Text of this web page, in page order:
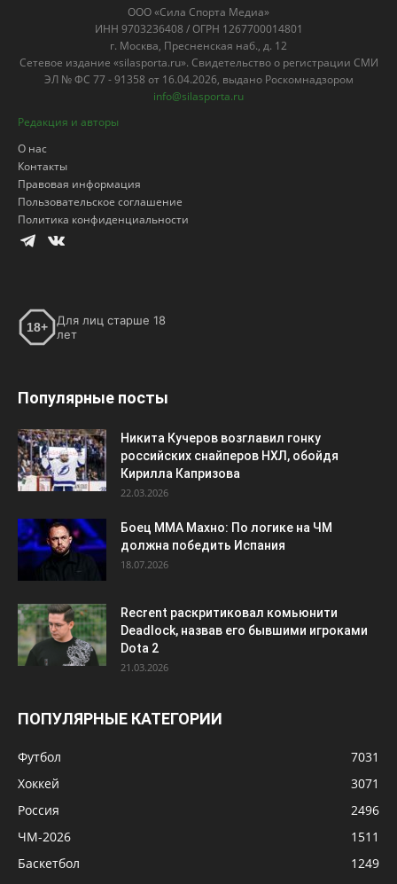
ООО «Сила Спорта Медиа»
ИНН 9703236408 / ОГРН 1267700014801
г. Москва, Пресненская наб., д. 12
Сетевое издание «silasporta.ru». Свидетельство о регистрации СМИ
ЭЛ № ФС 77 - 91358 от 16.04.2026, выдано Роскомнадзором
info@silasporta.ru
Редакция и авторы
О нас
Контакты
Правовая информация
Пользовательское соглашение
Политика конфиденциальности
18+
Для лиц старше 18
лет
Популярные посты
Никита Кучеров возглавил гонку
российских снайперов НХЛ, обойдя
Кирилла Капризова
22.03.2026
Боец ММА Махно: По логике на ЧМ
должна победить Испания
18.07.2026
Recrent раскритиковал комьюнити
Deadlock, назвав его бывшими игроками
Dota 2
21.03.2026
ПОПУЛЯРНЫЕ КАТЕГОРИИ
Футбол
7031
Хоккей
3071
Россия
2496
ЧМ-2026
1511
Баскетбол
1249